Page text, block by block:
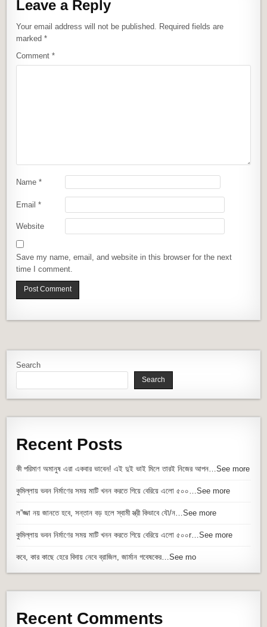
Leave a Reply
Your email address will not be published. Required fields are
marked*
Comment*
Name*
Email*
Website
Save my name, email, and website in this browser for the next
time I comment.
Search
Search
Recent Posts
কী পরিমাণ অমানুষ এরা একবার ভাবেন! এই দুই ভাই মিলে তারই নিজের আপন…See more
কুমিল্লায় ভবন নির্মাণের সময় মাটি খনন করতে গিয়ে বেরিয়ে এলো ৫০০…See more
ল”জ্জা নয় জানতে হবে, সন্তান বড় হলে স্বামী স্ত্রী কিভাবে যৌ/ন…See more
কুমিল্লায় ভবন নির্মাণের সময় মাটি খনন করতে গিয়ে বেরিয়ে এলো ৫০০r…See more
কবে, কার কাছে হেরে বিদায় নেবে ব্রাজিল, জার্মান গবেষকের…See mo
Recent Comments